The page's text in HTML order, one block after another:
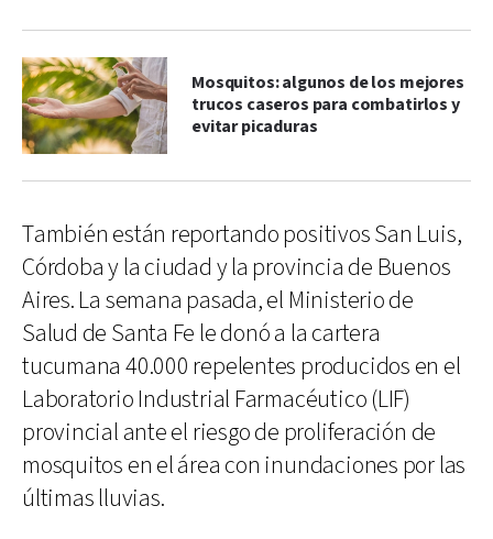
Mosquitos: algunos de los mejores
trucos caseros para combatirlos y
evitar picaduras
También están reportando positivos San Luis,
Córdoba y la ciudad y la provincia de Buenos
Aires. La semana pasada, el Ministerio de
Salud de Santa Fe le donó a la cartera
tucumana 40.000 repelentes producidos en el
Laboratorio Industrial Farmacéutico (LIF)
provincial ante el riesgo de proliferación de
mosquitos en el área con inundaciones por las
últimas lluvias.